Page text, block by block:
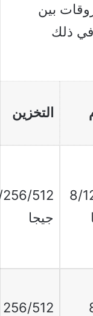
بين
في ذلك
التخزين
8/
512
جيجا
256/512